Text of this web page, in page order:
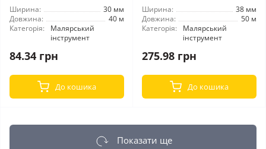
Ширина:
30 мм
Довжина:
40 м
Категорія:
Малярський
інструмент
84.34 грн
До кошика
Ширина:
38 мм
Довжина:
50 м
Категорія:
Малярський
інструмент
275.98 грн
До кошика
Показати ще